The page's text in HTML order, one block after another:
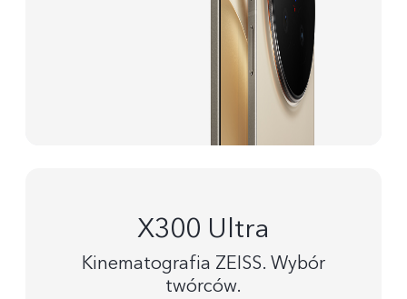
X300 Ultra
Kinematografia ZEISS. Wybór
twórców.